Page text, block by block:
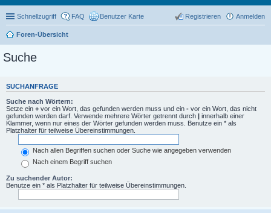
Schnellzugriff FAQ Benutzer Karte Anmelden
Registrieren
Foren-Übersicht
Suche
SUCHANFRAGE
Suche nach Wörtern:
Setze ein + vor ein Wort, das gefunden werden muss und ein - vor ein Wort, das nicht
gefunden werden darf. Verwende mehrere Wörter getrennt durch | innerhalb einer
Klammer, wenn nur eines der Wörter gefunden werden muss. Benutze ein * als
Platzhalter für teilweise Übereinstimmungen.
Nach allen Begriffen suchen oder Suche wie angegeben verwenden
Nach einem Begriff suchen
Zu suchender Autor:
Benutze ein * als Platzhalter für teilweise Übereinstimmungen.